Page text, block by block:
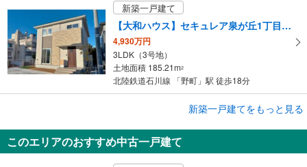
新築一戸建て
【大和ハウス】セキュレア泉が丘1丁目 （分譲住宅）
4,930万円
3LDK（3号地）
土地面積 185.21m2
北陸鉄道石川線 「野町」駅 徒歩18分
【大和ハウス】セキュレア桜町 （分譲住宅）
4,980万円
新築一戸建てをもっと見る
このエリアのおすすめ中古一戸建て